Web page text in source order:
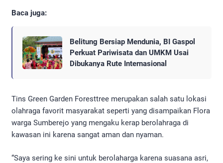
Baca juga:
Belitung Bersiap Mendunia, BI Gaspol
Perkuat Pariwisata dan UMKM Usai
Dibukanya Rute Internasional
Tins Green Garden Foresttree merupakan salah satu lokasi
olahraga favorit masyarakat seperti yang disampaikan Flora
warga Sumberejo yang mengaku kerap berolahraga di
kawasan ini karena sangat aman dan nyaman.
“Saya sering ke sini untuk berolaharga karena suasana asri,